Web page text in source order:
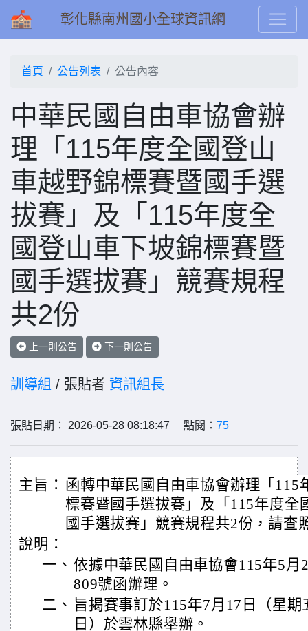
彰化縣南州國小全球資訊網
首頁 公告列表 公告內容
中華民國自由車協會辦
理「115年度全國登山
車越野錦標賽暨國手選
拔賽」及「115年度全
國登山車下坡錦標賽暨
國手選拔賽」競賽規程
共2份
上一則公告 下一則公告
訓導組 / 張貼者 資訊組長
張貼日期： 2026-05-28 08:18:47 點閱： 75
主旨： 函轉中華民國自由車協會辦理「115
標賽暨國手選拔賽」及「115年度全
國手選拔賽」競賽規程共2份，請查
說明：
一、 依據中華民國自由車協會115年5月
809號函辦理。
二、 旨揭賽事訂於115年7月17日（星
日）於雲林縣舉辦。